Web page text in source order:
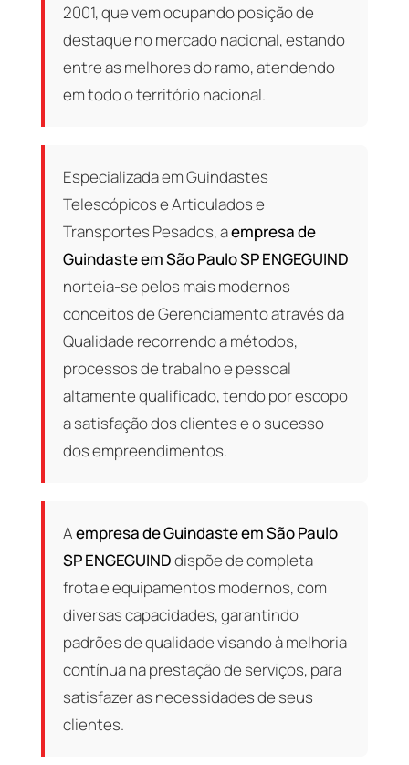
2001, que vem ocupando posição de
destaque no mercado nacional, estando
entre as melhores do ramo, atendendo
em todo o território nacional.
Especializada em Guindastes
Telescópicos e Articulados e
Transportes Pesados, aempresa de
Guindaste em São Paulo SPENGEGUIND
norteia-se pelos mais modernos
conceitos de Gerenciamento através da
Qualidade recorrendo a métodos,
processos de trabalho e pessoal
altamente qualificado, tendo por escopo
a satisfação dos clientes e o sucesso
dos empreendimentos.
Aempresa de Guindaste em São Paulo
SPENGEGUINDdispõe de completa
frota e equipamentos modernos, com
diversas capacidades, garantindo
padrões de qualidade visando à melhoria
contínua na prestação de serviços, para
satisfazer as necessidades de seus
clientes.